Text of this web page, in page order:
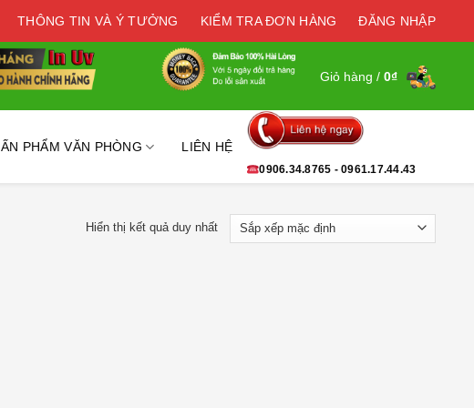
THÔNG TIN VÀ Ý TƯỞNG KIỂM TRA ĐƠN HÀNG ĐĂNG NHẬP
Giỏ hàng / 0₫
ẤN PHẨM VĂN PHÒNG LIÊN HỆ
0906.34.8765 - 0961.17.44.43
Hiển thị kết quả duy nhất